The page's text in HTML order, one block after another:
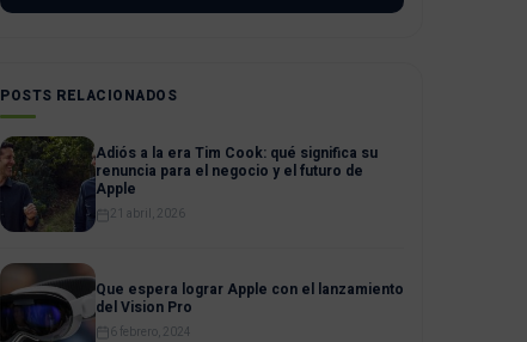
POSTS RELACIONADOS
Adiós a la era Tim Cook: qué significa su
renuncia para el negocio y el futuro de
Apple
21 abril, 2026
Que espera lograr Apple con el lanzamiento
del Vision Pro
6 febrero, 2024